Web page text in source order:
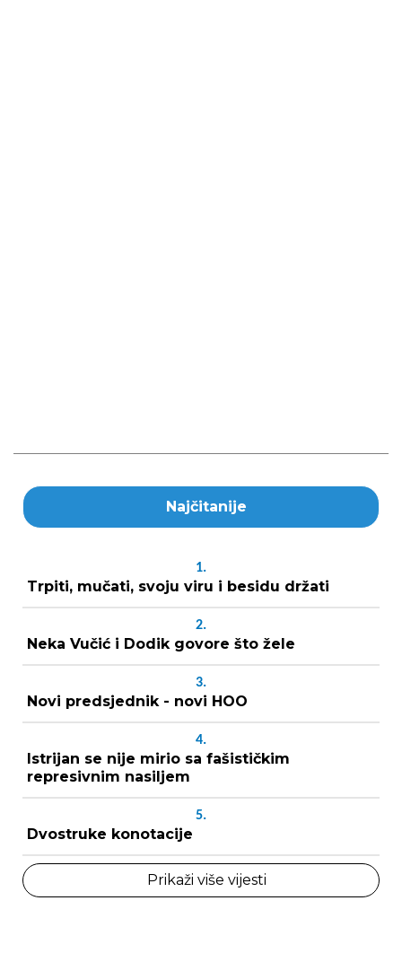
Najčitanije
1.
Trpiti, mučati, svoju viru i besidu držati
2.
Neka Vučić i Dodik govore što žele
3.
Novi predsjednik - novi HOO
4.
Istrijan se nije mirio sa fašističkim
represivnim nasiljem
5.
Dvostruke konotacije
Prikaži više vijesti